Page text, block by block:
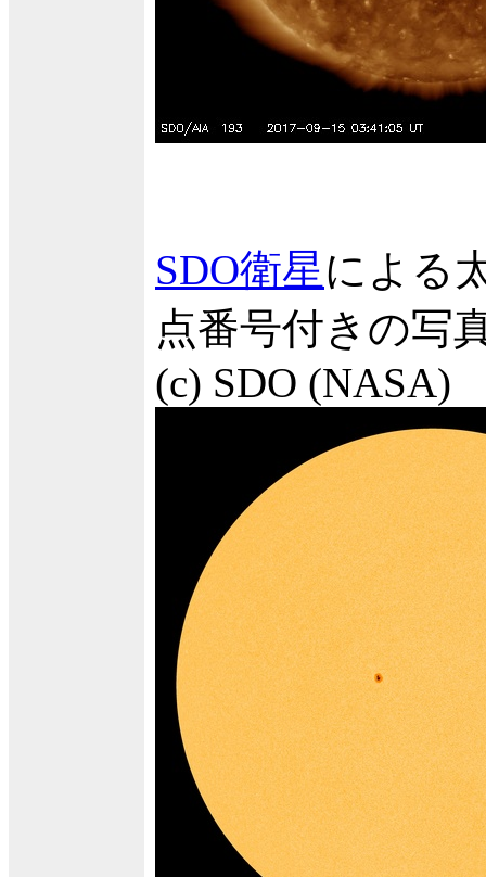
SDO衛星による
点番号付きの写
(c) SDO (NASA)